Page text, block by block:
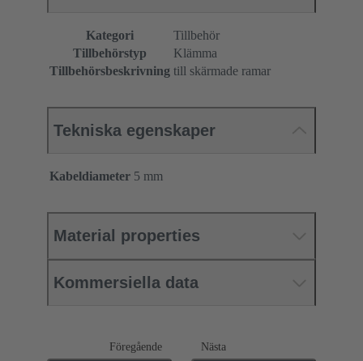
Kategori
Tillbehör
Tillbehörstyp
Klämma
Tillbehörsbeskrivning till skärmade ramar
Tekniska egenskaper
Kabeldiameter 5 mm
Material properties
Kommersiella data
Föregående Nästa